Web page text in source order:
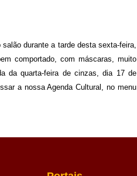
durante a tarde desta sexta-feira,
comportado, com máscaras, muito
da quarta-feira de cinzas, dia 17 de
a nossa Agenda Cultural, no menu